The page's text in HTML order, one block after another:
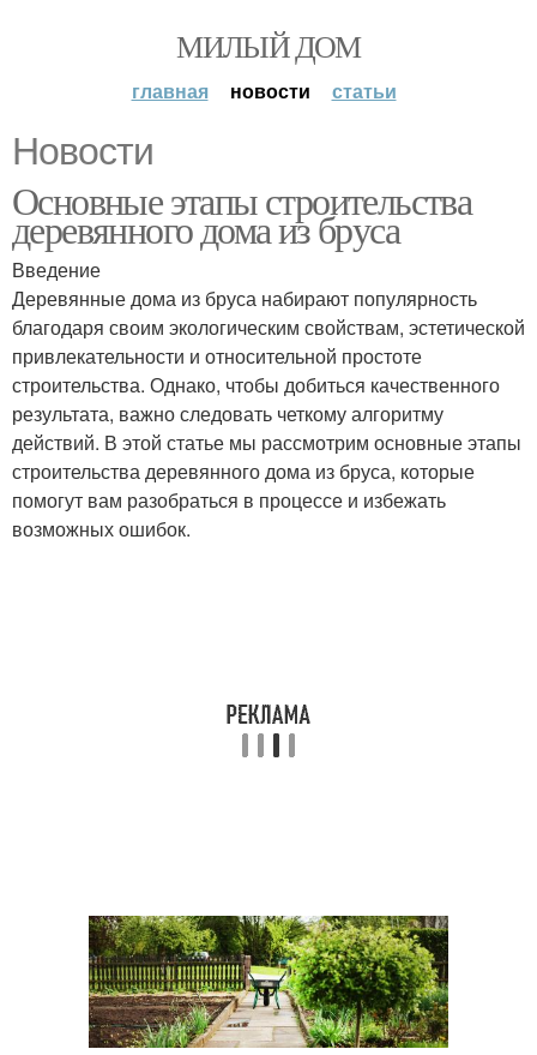
МИЛЫЙ ДОМ
главная новости статьи
Новости
Основные этапы строительства
деревянного дома из бруса
Введение
Деревянные дома из бруса набирают популярность
благодаря своим экологическим свойствам, эстетической
привлекательности и относительной простоте
строительства. Однако, чтобы добиться качественного
результата, важно следовать четкому алгоритму
действий. В этой статье мы рассмотрим основные этапы
строительства деревянного дома из бруса, которые
помогут вам разобраться в процессе и избежать
возможных ошибок.